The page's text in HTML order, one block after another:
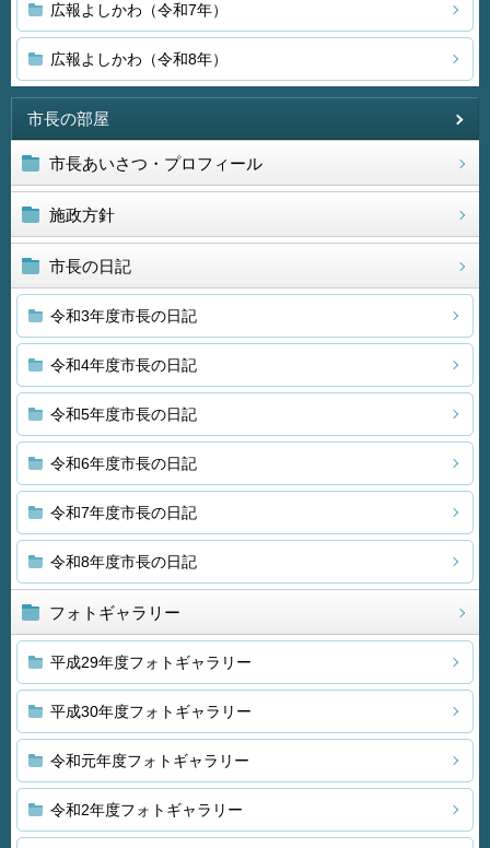
広報よしかわ（令和7年）
広報よしかわ（令和8年）
市長の部屋
市長あいさつ・プロフィール
施政方針
市長の日記
令和3年度市長の日記
令和4年度市長の日記
令和5年度市長の日記
令和6年度市長の日記
令和7年度市長の日記
令和8年度市長の日記
フォトギャラリー
平成29年度フォトギャラリー
平成30年度フォトギャラリー
令和元年度フォトギャラリー
令和2年度フォトギャラリー